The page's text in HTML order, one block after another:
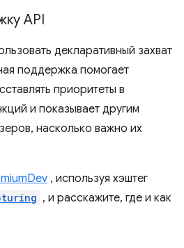
API
декларативный захват
поддержка помогает
приоритеты в
и показывает другим
насколько важно их
, используя хэштег
, и расскажите, где и как